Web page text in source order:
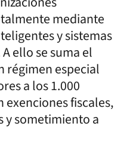
mediante
y sistemas
ello se suma el
régimen especial
a los 1.000
fiscales,
y sometimiento a